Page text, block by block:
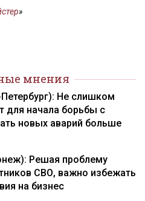
»
мнения
Не слишком
для начала борьбы с
новых аварий больше
Решая проблему
СВО, важно избежать
на бизнес